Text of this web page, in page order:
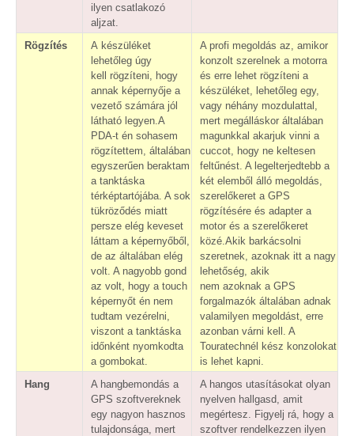
ilyen csatlakozó
aljzat.
Rögzítés
A készüléket
lehetőleg úgy
kell rögzíteni, hogy
annak képernyője a
vezető számára jól
látható legyen.A
PDA-t én sohasem
rögzítettem, általában
egyszerűen beraktam
a tanktáska
térképtartójába. A sok
tükröződés miatt
persze elég keveset
láttam a képernyőből,
de az általában elég
volt. A nagyobb gond
az volt, hogy a touch
képernyőt én nem
tudtam vezérelni,
viszont a tanktáska
időnként nyomkodta
a gombokat.
A profi megoldás az, amikor
konzolt szerelnek a motorra
és erre lehet rögzíteni a
készüléket, lehetőleg egy,
vagy néhány mozdulattal,
mert megálláskor általában
magunkkal akarjuk vinni a
cuccot, hogy ne keltesen
feltűnést. A legelterjedtebb a
két elemből álló megoldás,
szerelőkeret a GPS
rögzítésére és adapter a
motor és a szerelőkeret
közé.Akik barkácsolni
szeretnek, azoknak itt a nagy
lehetőség, akik
nem azoknak a GPS
forgalmazók általában adnak
valamilyen megoldást, erre
azonban várni kell. A
Touratechnél kész konzolokat
is lehet kapni.
Hang
A hangbemondás a
GPS szoftvereknek
egy nagyon hasznos
tulajdonsága, mert
A hangos utasításokat olyan
nyelven hallgasd, amit
megértesz. Figyelj rá, hogy a
szoftver rendelkezzen ilyen